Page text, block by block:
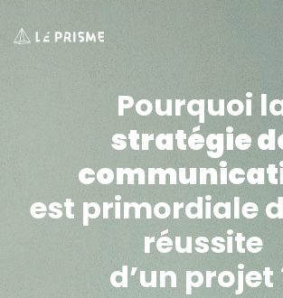
Pourquoi
stratégie
est primordiale
réussite
d’un projet